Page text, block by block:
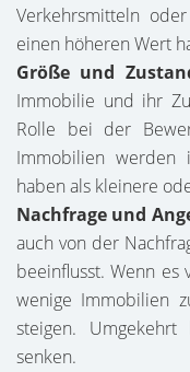
Verkehrsmitteln
einen höheren Wert
Größe und
Immobilie und ihr
Rolle bei der
Immobilien
haben als kleinere
Nachfrage und
auch von der
beeinflusst. Wenn
wenige Immobilien
steigen.
senken.